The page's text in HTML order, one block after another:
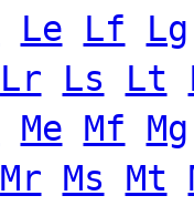
Le Lf
Lg
Lr Ls Lt
Me Mf
Mg
Mr Ms Mt